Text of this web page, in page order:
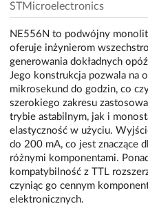
STMicroelectronics
NE556N to podwójny
oferuje inżynierom
generowania dokładnych
Jego konstrukcja pozwala na
mikrosekund do godzin, co
szerokiego zakresu
trybie astabilnym, jak i
elastyczność w użyciu.
do 200 mA, co jest znaczące
różnymi komponentami.
kompatybilność z TTL
czyniąc go cennym
elektronicznych.